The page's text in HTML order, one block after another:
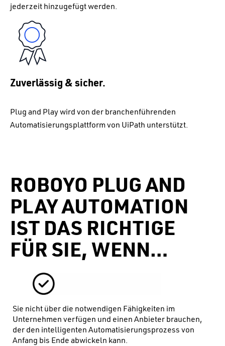
jederzeit hinzugefügt werden.
Zuverlässig & sicher.
Plug and Play wird von der branchenführenden
Automatisierungsplattform von UiPath unterstützt.
ROBOYO PLUG AND
PLAY AUTOMATION
IST DAS RICHTIGE
FÜR SIE, WENN…
Sie nicht über die notwendigen Fähigkeiten im
Unternehmen verfügen und einen Anbieter brauchen,
der den intelligenten Automatisierungsprozess von
Anfang bis Ende abwickeln kann.